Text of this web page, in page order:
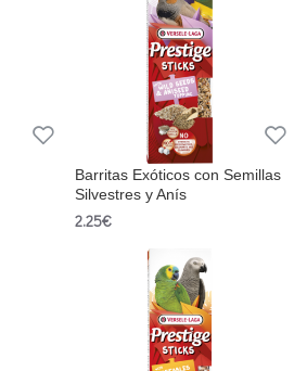
Barritas Exóticos con Semillas
Silvestres y Anís
2.25€